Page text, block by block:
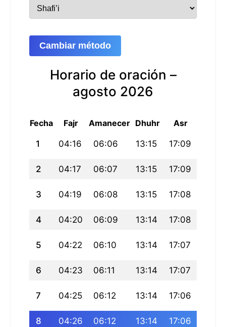
Cambiar método
Horario de oración –
agosto 2026
Fecha Fajr Amanecer Dhuhr Asr
1 04:16 06:06 13:15 17:09
2 04:17 06:07 13:15 17:09
3 04:19 06:08 13:15 17:08
4 04:20 06:09 13:14 17:08
5 04:22 06:10 13:14 17:07
6 04:23 06:11 13:14 17:07
7 04:25 06:12 13:14 17:06
8 04:26 06:12 13:14 17:06